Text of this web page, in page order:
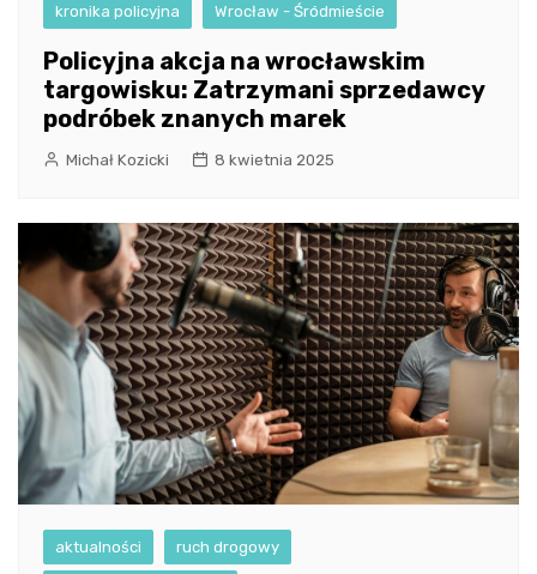
kronika policyjna Wrocław - Śródmieście
Policyjna akcja na wrocławskim
targowisku: Zatrzymani sprzedawcy
podróbek znanych marek
Michał Kozicki 8 kwietnia 2025
aktualności ruch drogowy